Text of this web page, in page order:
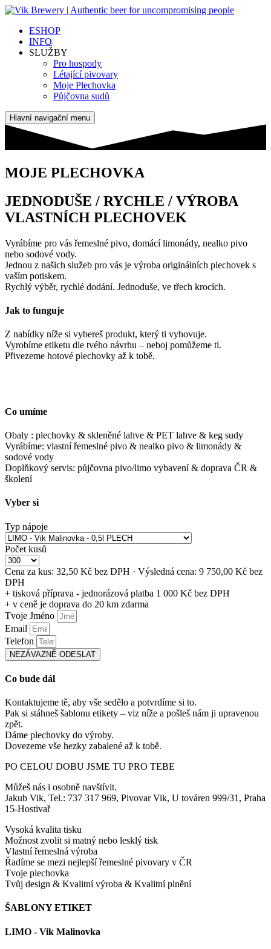
ESHOP
INFO
SLUŽBY
Pro hospody
Létající pivovary
Moje Plechovka
Půjčovna sudů
Hlavní navigační menu
MOJE PLECHOVKA
JEDNODUŠE / RYCHLE / VÝROBA
VLASTNÍCH PLECHOVEK
Vyrábíme pro vás řemeslné pivo, domácí limonády, nealko pivo
nebo sodové vody.
Jednou z našich služeb pro vás je výroba originálních plechovek s
vaším potiskem.
Rychlý výběr, rychlé dodání. Jednoduše, ve třech krocích.
Jak to funguje
Z nabídky níže si vybereš produkt, který ti vyhovuje.
Vyrobíme etiketu dle tvého návrhu – neboj pomůžeme ti.
Přivezeme hotové plechovky až k tobě.
Co umíme
Obaly : plechovky & skleněné lahve & PET lahve & keg sudy
Vyrábíme: vlastní řemeslné pivo & nealko pivo & limonády &
sodové vody
Doplňkový servis: půjčovna pivo/limo vybavení & doprava ČR &
školení
Vyber si
Typ nápoje
Počet kusů
Cena za kus: 32,50 Kč bez DPH · Výsledná cena: 9 750,00 Kč bez
DPH
+ tisková příprava - jednorázová platba 1 000 Kč bez DPH
+ v ceně je doprava do 20 km zdarma
Tvoje Jméno
Email
Telefon
NEZÁVAZNĚ ODESLAT
Co bude dál
Kontaktujeme tě, aby vše sedělo a potvrdíme si to.
Pak si stáhneš šablonu etikety – viz níže a pošleš nám ji upravenou
zpět.
Dáme plechovky do výroby.
Dovezeme vše hezky zabalené až k tobě.
PO CELOU DOBU JSME TU PRO TEBE
Můžeš nás i osobně navštívit.
Jakub Vik, Tel.: 737 317 969, Pivovar Vik, U továren 999/31, Praha
15-Hostivař
Vysoká kvalita tisku
Možnost zvolit si matný nebo lesklý tisk
Vlastní řemeslná výroba
Řadíme se mezi nejlepší řemeslné pivovary v ČR
Tvoje plechovka
Tvůj design & Kvalitní výroba & Kvalitní plnění
ŠABLONY ETIKET
LIMO - Vik Malinovka